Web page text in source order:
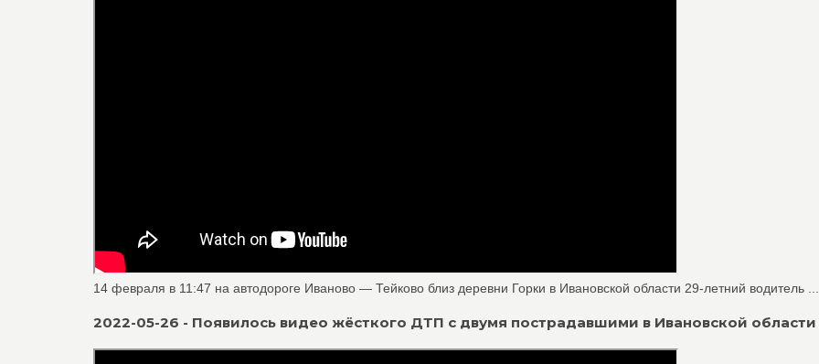
14 февраля в 11:47 на автодороге Иваново — Тейково близ деревни Горки в Ивановской области 29-летний водитель ...
2022-05-26 - Появилось видео жёсткого ДТП с двумя пострадавшими в Ивановской области